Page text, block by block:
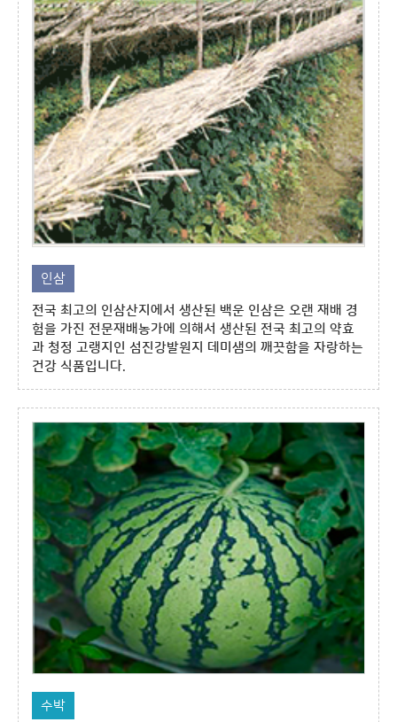
인삼
전국 최고의 인삼산지에서 생산된 백운 인삼은 오랜 재배 경
험을 가진 전문재배농가에 의해서 생산된 전국 최고의 약효
과 청정 고랭지인 섬진강발원지 데미샘의 깨끗함을 자랑하는
건강 식품입니다.
수박